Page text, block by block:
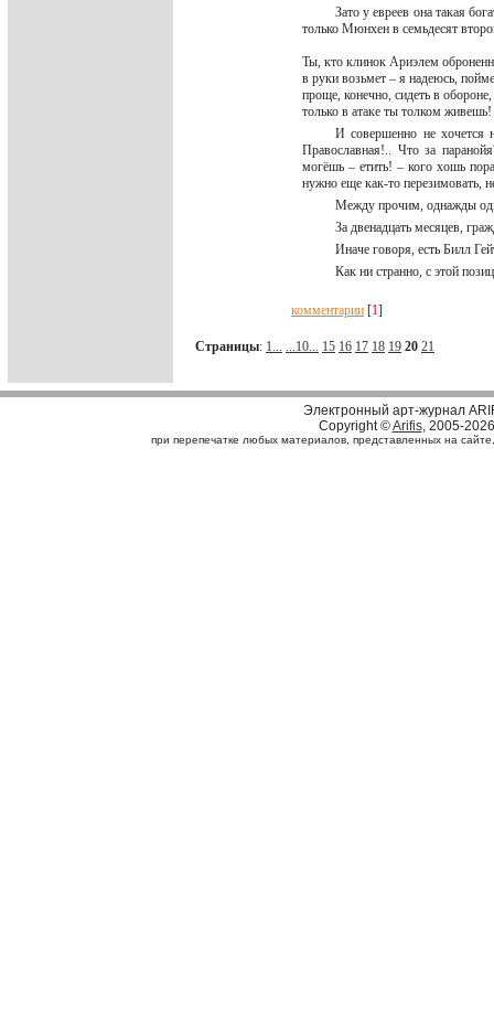
Зато у евреев она такая
только Мюнхен в семьдесят
Ты, кто клинок Ариэлем
в руки возьмет – я надеюсь,
проще, конечно, сидеть в
только в атаке ты толком живешь!
И совершенно не хочется
Православная!.. Что за
могёшь – етить! – кого хошь
нужно еще как-то перезимовать,
Между прочим, однажды
За двенадцать месяцев,
Иначе говоря, есть Билл
Как ни странно, с этой
комментарии [1]
Страницы: 1... ...10... 15 16 17 18 19 20 21
Электронный арт-журнал
Copyright ©Arifis, 2005-2026
при перепечатке любых материалов, представленных на